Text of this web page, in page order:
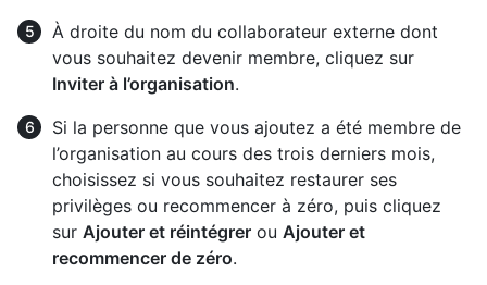
À droite du nom du collaborateur externe dont
vous souhaitez devenir membre, cliquez sur
Inviter à l’organisation.
Si la personne que vous ajoutez a été membre de
l’organisation au cours des trois derniers mois,
choisissez si vous souhaitez restaurer ses
privilèges ou recommencer à zéro, puis cliquez
sur Ajouter et réintégrer ou Ajouter et
recommencer de zéro.